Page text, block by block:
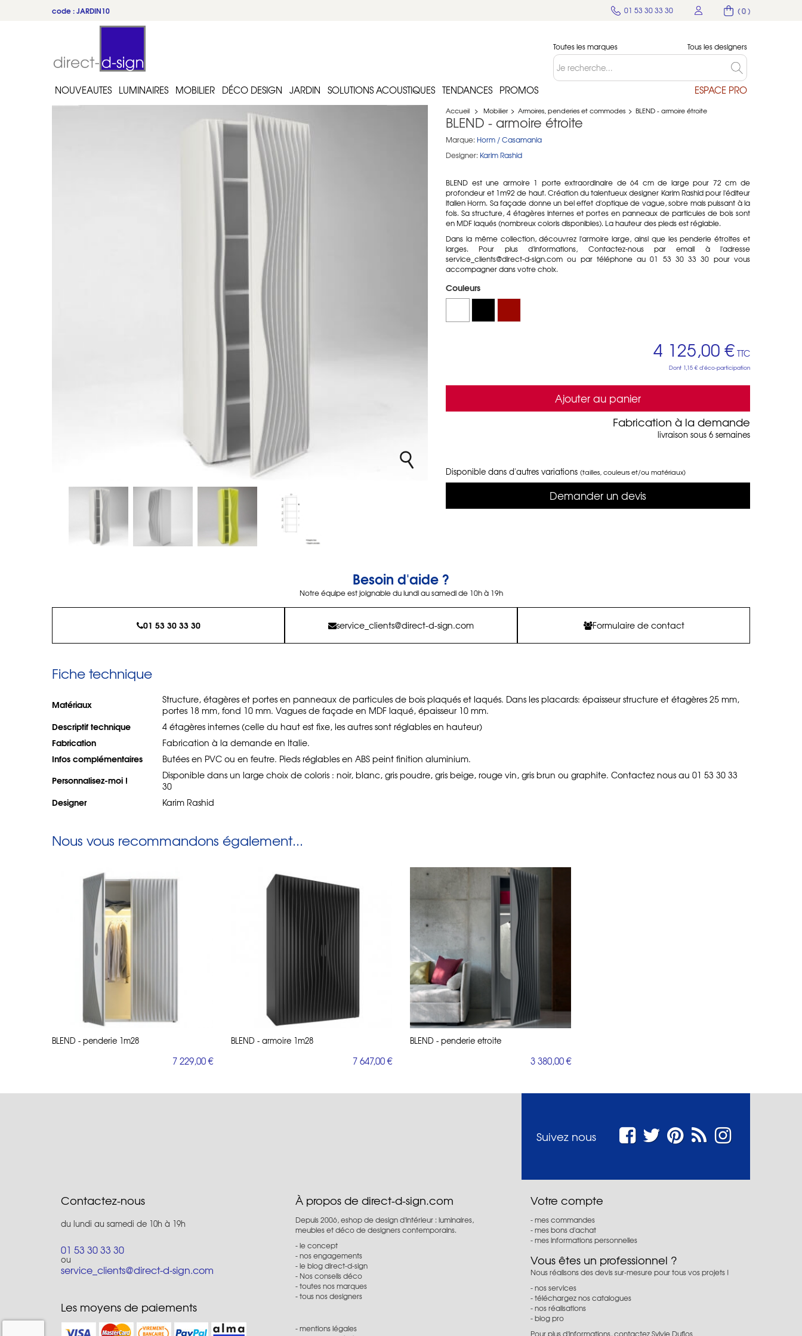
( 0 )
01 53 30 33 30
code : JARDIN10
du 22 au 31 juillet
Toutes les marques Tous les designers
NOUVEAUTES LUMINAIRES MOBILIER DÉCO DESIGN JARDIN SOLUTIONS ACOUSTIQUES TENDANCES PROMOS ESPACE PRO
Accueil > Mobilier > Armoires, penderies et commodes > BLEND - armoire étroite
BLEND - armoire étroite
Marque: Horm / Casamania
Designer: Karim Rashid
BLEND est une armoire 1 porte extraordinaire de 64 cm de large pour 72 cm de
profondeur et 1m92 de haut. Création du talentueux designer Karim Rashid pour l'éditeur
italien Horm. Sa façade donne un bel effet d'optique de vague, sobre mais puissant à la
fois. Sa structure, 4 étagères internes et portes en panneaux de particules de bois sont
en MDF laqués (nombreux coloris disponibles). La hauteur des pieds est réglable.
Dans la même collection, découvrez l'armoire large, ainsi que les penderie étroites et
larges. Pour plus d'informations, Contactez-nous par email à l'adresse
service_clients@direct-d-sign.com ou par téléphone au 01 53 30 33 30 pour vous
accompagner dans votre choix.
Couleurs
4 125,00 € TTC
Dont 1,15 € d'éco-participation
Ajouter au panier
Fabrication à la demande
livraison sous 6 semaines
Disponible dans d'autres variations (tailles, couleurs et/ou matériaux)
Demander un devis
Besoin d'aide ?
Notre équipe est joignable du lundi au samedi de 10h à 19h
01 53 30 33 30 service_clients@direct-d-sign.com Formulaire de contact
Fiche technique
Matériaux
Structure, étagères et portes en panneaux de particules de bois plaqués et laqués. Dans les placards: épaisseur structure et étagères 25 mm,
portes 18 mm, fond 10 mm. Vagues de façade en MDF laqué, épaisseur 10 mm.
Descriptif technique 4 étagères internes (celle du haut est fixe, les autres sont réglables en hauteur)
Fabrication Fabrication à la demande en Italie.
Infos complémentaires Butées en PVC ou en feutre. Pieds réglables en ABS peint finition aluminium.
Personnalisez-moi !
Disponible dans un large choix de coloris : noir, blanc, gris poudre, gris beige, rouge vin, gris brun ou graphite. Contactez nous au 01 53 30 33
30
Designer Karim Rashid
Nous vous recommandons également...
BLEND - penderie 1m28
7 229,00 €
BLEND - armoire 1m28
7 647,00 €
BLEND - penderie etroite
3 380,00 €
Suivez nous
Contactez-nous
du lundi au samedi de 10h à 19h
01 53 30 33 30
ou
service_clients@direct-d-sign.com
Les moyens de paiements
À propos de direct-d-sign.com
Depuis 2006, eshop de design d'intérieur : luminaires,
meubles et déco de designers contemporains.
le concept
nos engagements
le blog direct-d-sign
Nos conseils déco
toutes nos marques
tous nos designers
mentions légales
Votre compte
mes commandes
mes bons d'achat
mes informations personnelles
Vous êtes un professionnel ?
Nous réalisons des devis sur-mesure pour tous vos projets !
nos services
téléchargez nos catalogues
nos réalisations
blog pro
Pour plus d'informations, contactez Sylvie Duflos